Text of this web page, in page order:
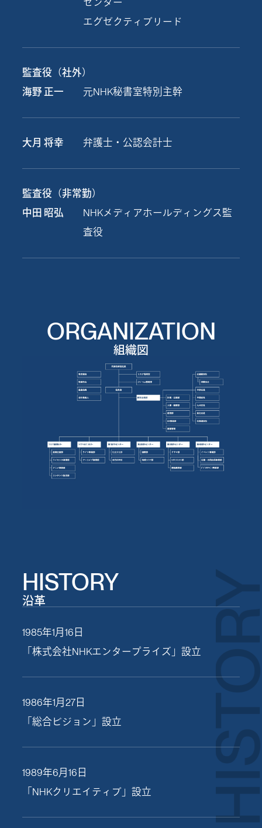
センター
エグゼクティブリード
監査役（社外）
海野 正一
元NHK秘書室特別主幹
大月 将幸 弁護士・公認会計士
監査役（非常勤）
中田 昭弘
NHKメディアホールディングス監
査役
ORGANIZATION
組織図
HISTORY
沿革
1985年1月16日
「株式会社NHKエンタープライズ」設立
1986年1月27日
「総合ビジョン」設立
1989年6月16日
「NHKクリエイティブ」設立